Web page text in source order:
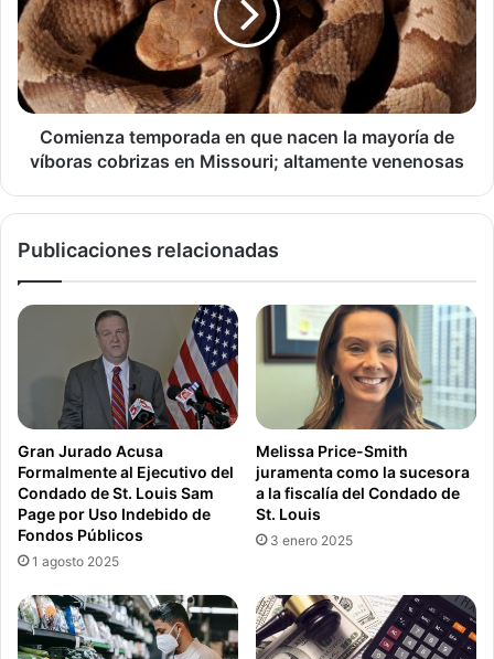
Jovenes Sam Page
nacen
la
mayoría
de
víboras
cobrizas
en
Comienza temporada en que nacen la mayoría de
víboras cobrizas en Missouri; altamente venenosas
Publicaciones relacionadas
Gran Jurado Acusa
Formalmente al Ejecutivo del
Condado de St. Louis Sam
Page por Uso Indebido de
Fondos Públicos
1 agosto 2025
Melissa Price-Smith
juramenta como la sucesora
a la fiscalía del Condado de
St. Louis
3 enero 2025